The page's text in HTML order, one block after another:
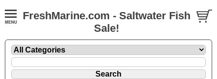
FreshMarine.com - Saltwater Fish
Sale!